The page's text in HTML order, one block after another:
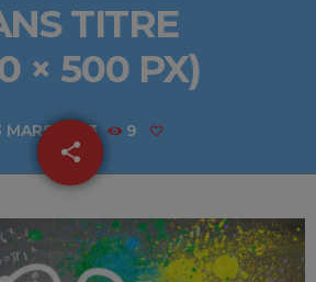
TITRE
× 500 PX)
MARS 2023 9
share
email